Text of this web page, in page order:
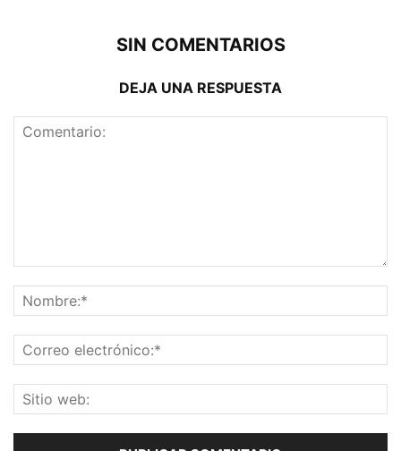
SIN COMENTARIOS
DEJA UNA RESPUESTA